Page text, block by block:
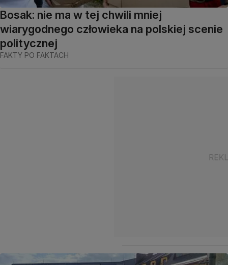
Bosak: nie ma w tej chwili mniej
wiarygodnego człowieka na polskiej scenie
politycznej
FAKTY PO FAKTACH